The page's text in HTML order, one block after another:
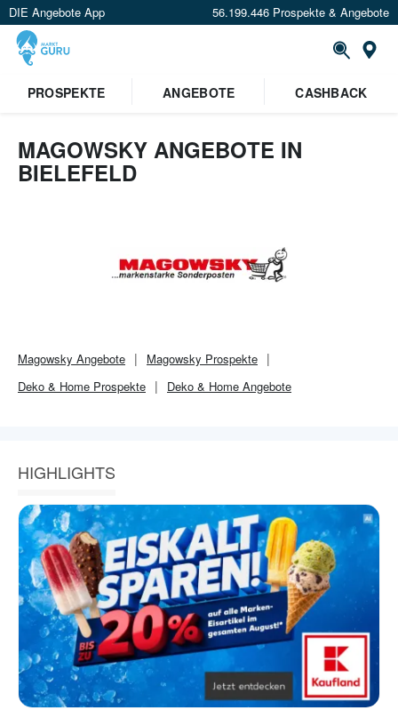
DIE Angebote App 56.199.446 Prospekte & Angebote
PROSPEKTE
ANGEBOTE CASHBACK
MAGOWSKY ANGEBOTE IN
BIELEFELD
Magowsky Angebote Magowsky Prospekte
Deko & Home Prospekte Deko & Home Angebote
HIGHLIGHTS